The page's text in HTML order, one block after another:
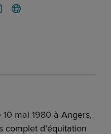
10 mai 1980 à Angers,
complet d’équitation